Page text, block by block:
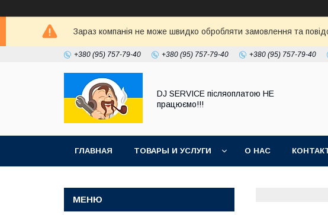
Зараз компанія не може швидко обробляти замовлення та
+380 (95) 757-79-40 +380 (95) 757-79-40 +380 (95) 757-79-40
DJ SERVICE пiсляоплатою НЕ
працюємо!!!
ГЛАВНАЯ ТОВАРЫ И УСЛУГИ О НАС